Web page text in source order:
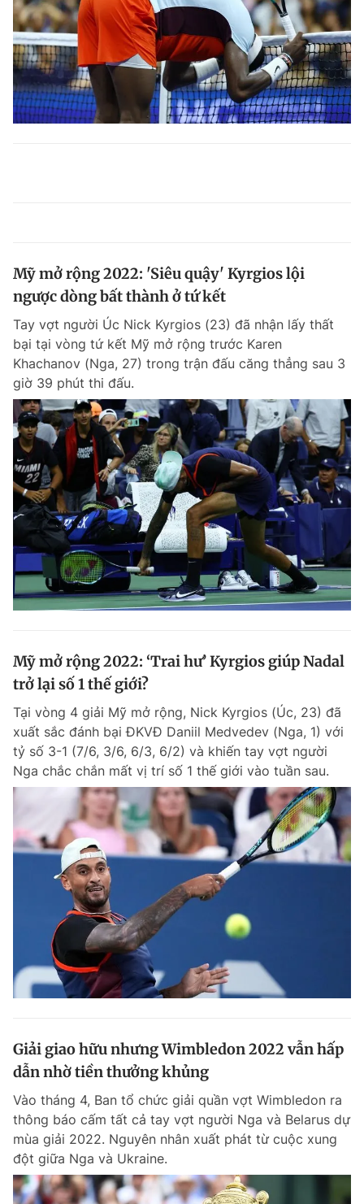
Mỹ mở rộng 2022: 'Siêu quậy' Kyrgios lội
ngược dòng bất thành ở tứ kết
Tay vợt người Úc Nick Kyrgios (23) đã nhận lấy thất
bại tại vòng tứ kết Mỹ mở rộng trước Karen
Khachanov (Nga, 27) trong trận đấu căng thẳng sau 3
giờ 39 phút thi đấu.
Mỹ mở rộng 2022: ‘Trai hư’ Kyrgios giúp Nadal
trở lại số 1 thế giới?
Tại vòng 4 giải Mỹ mở rộng, Nick Kyrgios (Úc, 23) đã
xuất sắc đánh bại ĐKVĐ Daniil Medvedev (Nga, 1) với
tỷ số 3-1 (7/6, 3/6, 6/3, 6/2) và khiến tay vợt người
Nga chắc chắn mất vị trí số 1 thế giới vào tuần sau.
Giải giao hữu nhưng Wimbledon 2022 vẫn hấp
dẫn nhờ tiền thưởng khủng
Vào tháng 4, Ban tổ chức giải quần vợt Wimbledon ra
thông báo cấm tất cả tay vợt người Nga và Belarus dự
mùa giải 2022. Nguyên nhân xuất phát từ cuộc xung
đột giữa Nga và Ukraine.